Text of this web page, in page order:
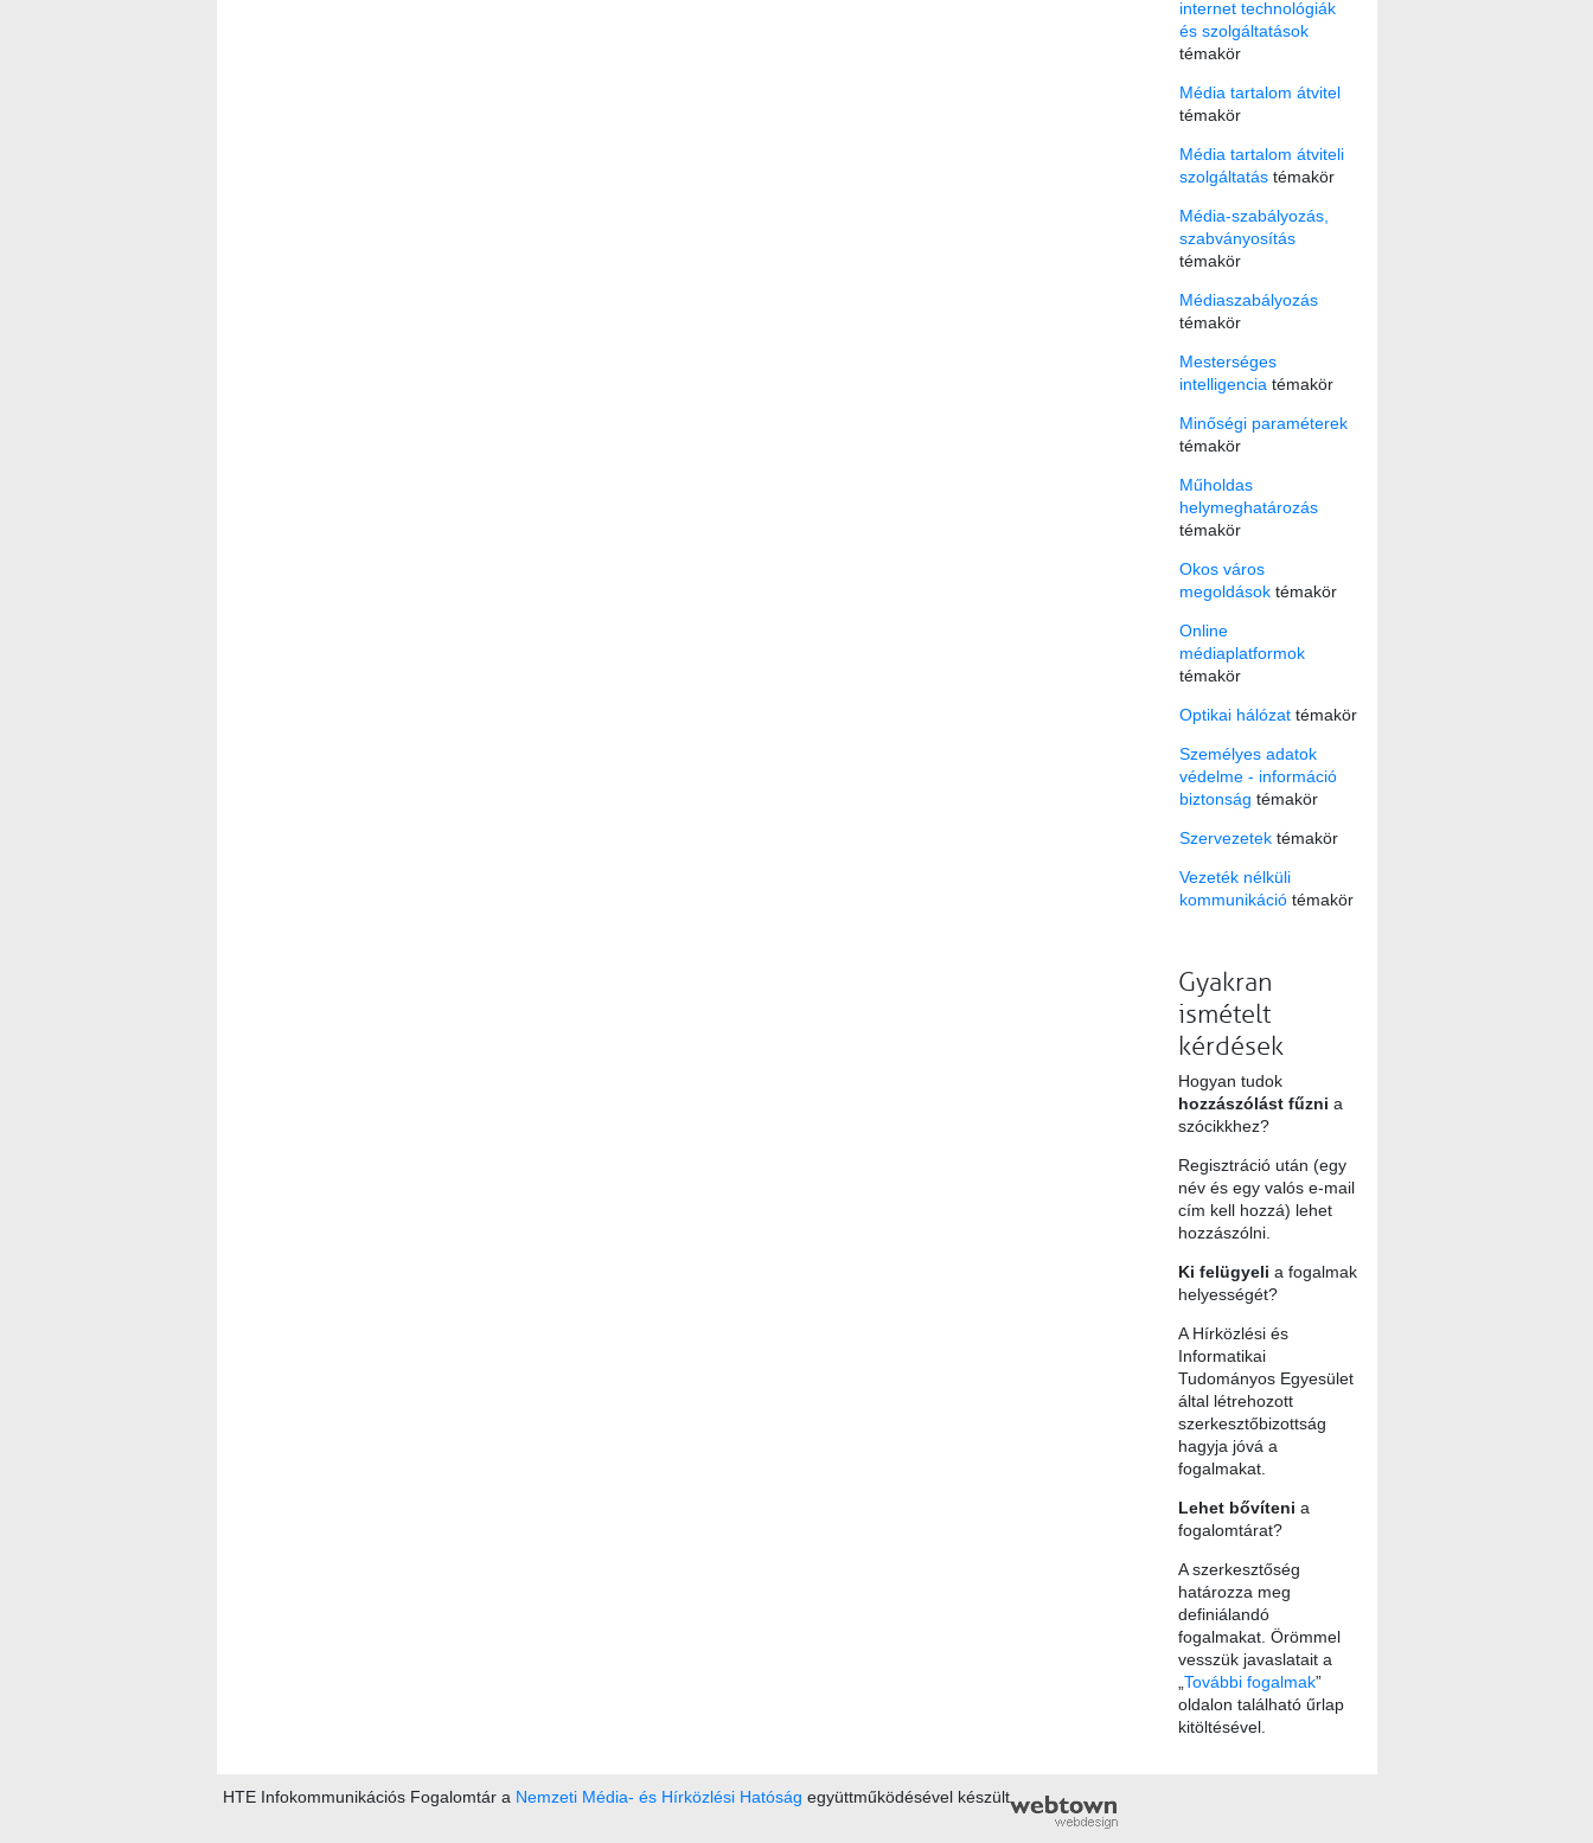
internet technológiák
és szolgáltatások
témakör
Média tartalom átvitel
témakör
Média tartalom átviteli
szolgáltatástémakör
Média-szabályozás,
szabványosítás
témakör
Médiaszabályozás
témakör
Mesterséges
intelligencia témakör
Minőségi paraméterek
témakör
Műholdas
helymeghatározás
témakör
Okos város
megoldásoktémakör
Online
médiaplatformok
témakör
Optikai hálózattémakör
Személyes adatok
védelme - információ
biztonság témakör
Szervezetektémakör
Vezeték nélküli
kommunikációtémakör
Gyakran
ismételt
kérdések
Hogyan tudok
hozzászólást fűzni a
szócikkhez?
Regisztráció után (egy
név és egy valós e-mail
cím kell hozzá) lehet
hozzászólni.
Ki felügyeli a fogalmak
helyességét?
A Hírközlési és
Informatikai
Tudományos Egyesület
által létrehozott
szerkesztőbizottság
hagyja jóvá a
fogalmakat.
Lehet bővíteni a
fogalomtárat?
A szerkesztőség
határozza meg
definiálandó
fogalmakat. Örömmel
vesszük javaslatait a
További fogalmak”
oldalon található űrlap
kitöltésével.
HTE Infokommunikációs Fogalomtár a Nemzeti Média- és Hírközlési Hatóság együttműködésével készült